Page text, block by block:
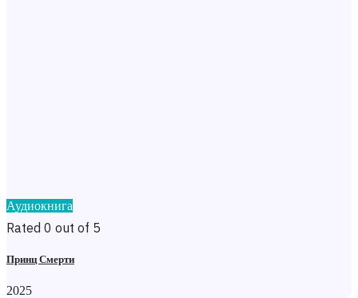
Аудиокнига
Rated 0 out of 5
Принц Смерти
2025